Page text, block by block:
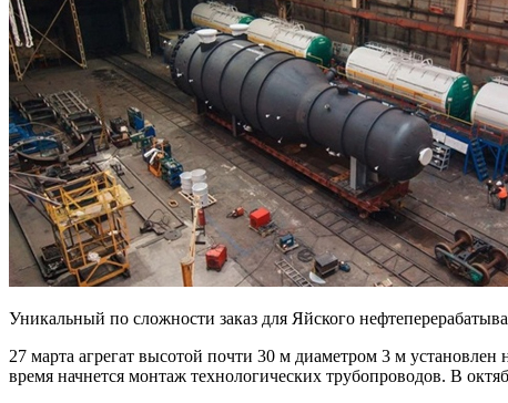
Уникальный по сложности заказ для Яйского
27 марта агрегат высотой почти 30 м диаметром 3 м
время начнется монтаж технологических трубопроводов. В